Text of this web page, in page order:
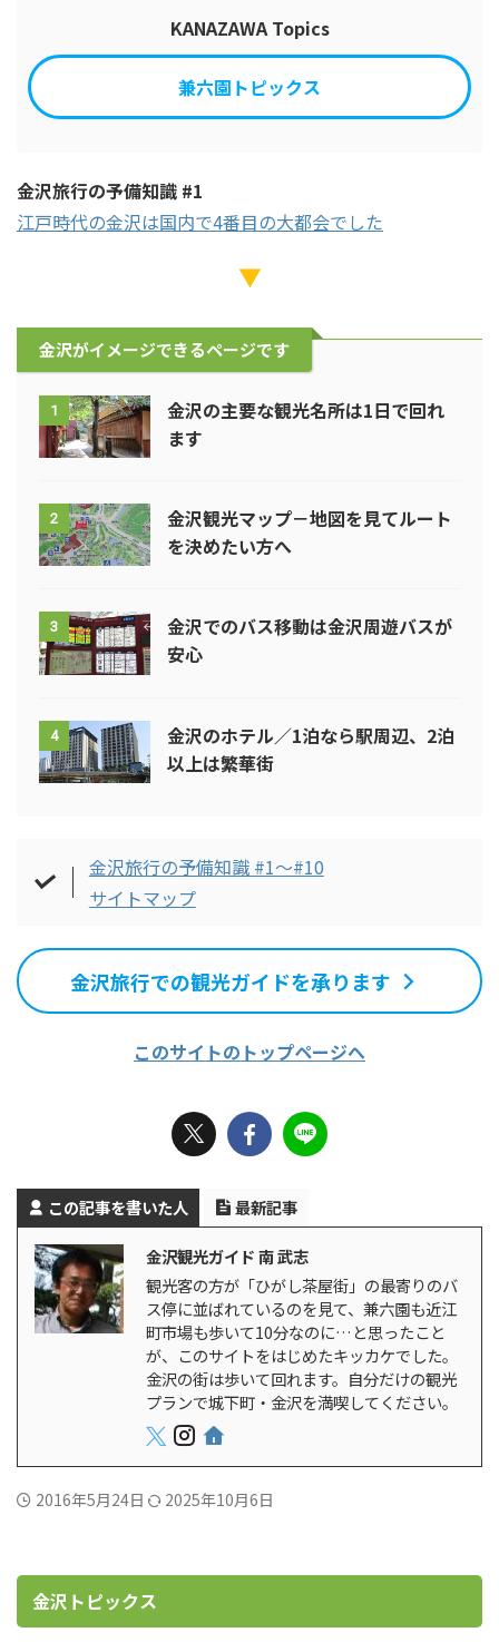
KANAZAWA Topics
兼六園トピックス
金沢旅行の予備知識 #1
江戸時代の金沢は国内で4番目の大都会でした
▼
金沢がイメージできるページです
1
金沢の主要な観光名所は1日で回れ
ます
2
金沢観光マップ－地図を見てルート
を決めたい方へ
3
金沢でのバス移動は金沢周遊バスが
安心
4
金沢のホテル／1泊なら駅周辺、2泊
以上は繁華街
金沢旅行の予備知識 #1～#10
サイトマップ
金沢旅行での観光ガイドを承ります
このサイトのトップページへ
この記事を書いた人 最新記事
金沢観光ガイド 南 武志
観光客の方が「ひがし茶屋街」の最寄りのバ
ス停に並ばれているのを見て、兼六園も近江
町市場も歩いて10分なのに…と思ったこと
が、このサイトをはじめたキッカケでした。
金沢の街は歩いて回れます。自分だけの観光
プランで城下町・金沢を満喫してください。
2016年5月24日 2025年10月6日
金沢トピックス